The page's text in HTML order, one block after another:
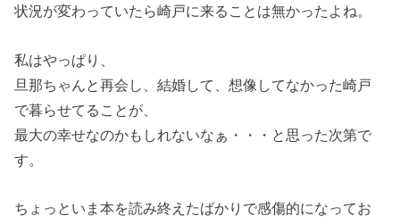
状況が変わっていたら崎戸に来ることは無かったよね。
私はやっぱり、
旦那ちゃんと再会し、結婚して、想像してなかった崎戸
で暮らせてることが、
最大の幸せなのかもしれないなぁ・・・と思った次第で
す。
ちょっといま本を読み終えたばかりで感傷的になってお